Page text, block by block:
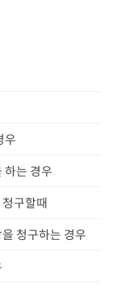
우
하는 경우
구할때
청구하는 경우